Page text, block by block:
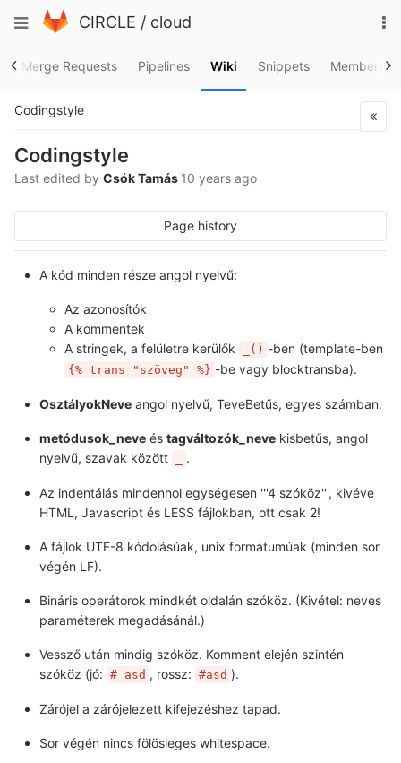
to
Toggle
CIRCLE / cloud
Merge Requests Pipelines Wiki Snippets Members
Codingstyle
Codingstyle
Last edited by Csók Tamás 10 years ago
Page history
A kód minden része angol nyelvű:
Az azonosítók
A kommentek
A stringek, a felületre kerülők
_() -ben (template-ben
{% trans "szöveg" %} -be vagy blocktransba).
OsztályokNeve angol nyelvű, TeveBetűs, egyes számban.
metódusok_neve és tagváltozók_neve kisbetűs, angol
nyelvű, szavak között
.
Az indentálás mindenhol egységesen '''4 szóköz''', kivéve
HTML, Javascript és LESS fájlokban, ott csak 2!
A fájlok UTF-8 kódolásúak, unix formátumúak (minden sor
végén LF).
Bináris operátorok mindkét oldalán szóköz. (Kivétel: neves
paraméterek megadásánál.)
Vessző után mindig szóköz. Komment elején szintén
szóköz (jó: # asd , rossz: #asd ).
Zárójel a zárójelezett kifejezéshez tapad.
Sor végén nincs fölösleges whitespace.